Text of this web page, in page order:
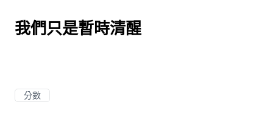
我們只是暫時清醒
分數